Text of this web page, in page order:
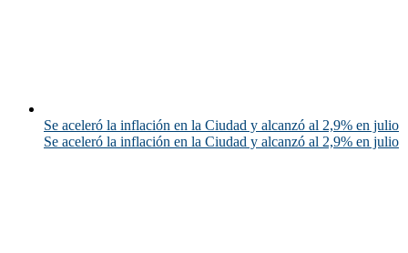
Se aceleró la inflación en la Ciudad y alcanzó al 2,9% en julio
Se aceleró la inflación en la Ciudad y alcanzó al 2,9% en julio